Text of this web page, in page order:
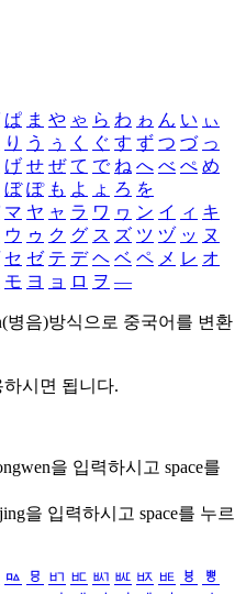
ぱ ま や ゃ ら わ ゎ ん い ぃ
り う ぅ く ぐ す ず つ づ っ
げ せ ぜ て で ね へ べ ぺ め
ぼ ぽ も よ ょ ろ を
マ ヤ ャ ラ ワ ヮ ン イ ィ キ
ウ ゥ ク グ ス ズ ツ ヅ ッ ヌ
セ ゼ テ デ ヘ ベ ペ メ レ オ
モ ヨ ョ ロ ヲ ―
병음)방식으로 중국어를 변환
시면 됩니다.
을 입력하시고 space를
을 입력하시고 space를 누르
ㅰ ㅱ ㅲ ㅳ ㅴ ㅵ ㅶ ㅷ ㅸ
ㅹ